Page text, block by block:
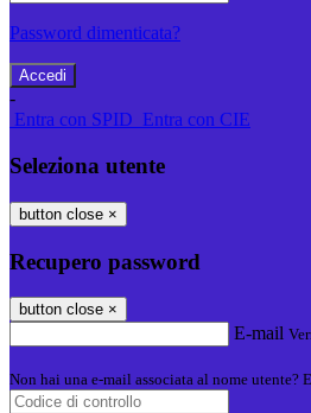
Password dimenticata?
-
Entra con SPID Entra con CIE
Seleziona utente
button close ×
Recupero password
button close ×
E-mail
Non hai una e-mail associata al nome utente?